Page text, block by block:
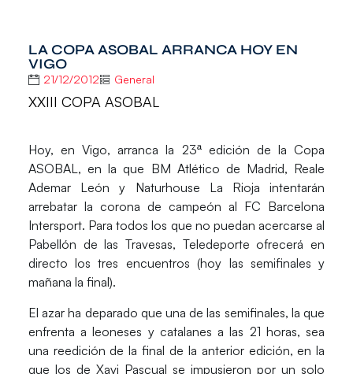
LA COPA ASOBAL ARRANCA HOY EN
VIGO
21/12/2012 General
XXIII COPA ASOBAL
Hoy, en Vigo, arranca la 23ª edición de la Copa
ASOBAL, en la que BM Atlético de Madrid, Reale
Ademar León y Naturhouse La Rioja intentarán
arrebatar la corona de campeón al FC Barcelona
Intersport. Para todos los que no puedan acercarse al
Pabellón de las Travesas, Teledeporte ofrecerá en
directo los tres encuentros (hoy las semifinales y
mañana la final).
El azar ha deparado que una de las semifinales, la que
enfrenta a leoneses y catalanes a las 21 horas, sea
una reedición de la final de la anterior edición, en la
que los de Xavi Pascual se impusieron por un solo